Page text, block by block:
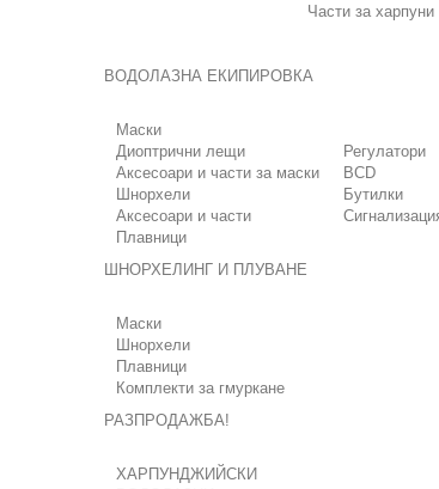
Части за харпуни
ВОДОЛАЗНА ЕКИПИРОВКА
Маски
Диоптрични лещи
Аксесоари и части за маски
Шнорхели
Аксесоари и части
Плавници
Регулатори
BCD
Бутилки
ШНОРХЕЛИНГ И ПЛУВАНЕ
Маски
Шнорхели
Плавници
Комплекти за гмуркане
РАЗПРОДАЖБА!
ХАРПУНДЖИЙСКИ